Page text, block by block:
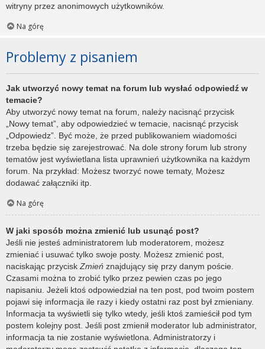
witryny przez anonimowych użytkowników.
Na górę
Problemy z pisaniem
Jak utworzyć nowy temat na forum lub wysłać odpowiedź w
temacie?
Aby utworzyć nowy temat na forum, należy nacisnąć przycisk
„Nowy temat”, aby odpowiedzieć w temacie, nacisnąć przycisk
„Odpowiedz”. Być może, że przed publikowaniem wiadomości
trzeba będzie się zarejestrować. Na dole strony forum lub strony
tematów jest wyświetlana lista uprawnień użytkownika na każdym
forum. Na przykład: Możesz tworzyć nowe tematy, Możesz
dodawać załączniki itp.
Na górę
W jaki sposób można zmienić lub usunąć post?
Jeśli nie jesteś administratorem lub moderatorem, możesz
zmieniać i usuwać tylko swoje posty. Możesz zmienić post,
naciskając przycisk Zmień znajdujący się przy danym poście.
Czasami można to zrobić tylko przez pewien czas po jego
napisaniu. Jeżeli ktoś odpowiedział na ten post, pod twoim postem
pojawi się informacja ile razy i kiedy ostatni raz post był zmieniany.
Informacja ta wyświetli się tylko wtedy, jeśli ktoś zamieścił pod tym
postem kolejny post. Jeśli post zmienił moderator lub administrator,
informacja ta nie zostanie wyświetlona. Administratorzy i